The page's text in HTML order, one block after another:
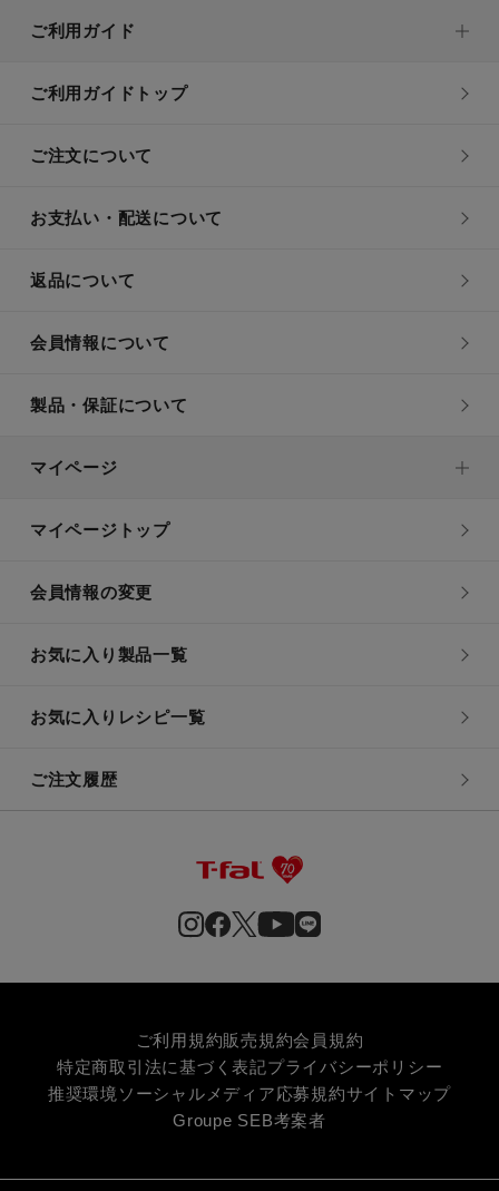
ご利用ガイド
ご利用ガイドトップ
ご注文について
お支払い・配送について
返品について
会員情報について
製品・保証について
マイページ
マイページトップ
会員情報の変更
お気に入り製品一覧
お気に入りレシピ一覧
ご注文履歴
ご利用規約販売規約会員規約
特定商取引法に基づく表記プライバシーポリシー
推奨環境 ソーシャルメディア応募規約サイトマップ
Groupe SEB考案者